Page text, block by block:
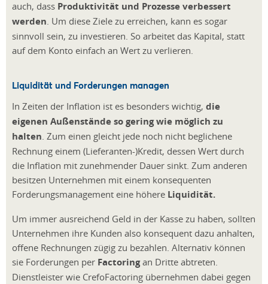
auch, dass Produktivität und Prozesse verbessert
werden. Um diese Ziele zu erreichen, kann es sogar
sinnvoll sein, zu investieren. So arbeitet das Kapital, statt
auf dem Konto einfach an Wert zu verlieren.
Liquidität und Forderungen managen
In Zeiten der Inflation ist es besonders wichtig, die
eigenen Außenstände so gering wie möglich zu
halten . Zum einen gleicht jede noch nicht beglichene
Rechnung einem (Lieferanten-)Kredit, dessen Wert durch
die Inflation mit zunehmender Dauer sinkt. Zum anderen
besitzen Unternehmen mit einem konsequenten
Forderungsmanagement eine höhere Liquidität.
Um immer ausreichend Geld in der Kasse zu haben, sollten
Unternehmen ihre Kunden also konsequent dazu anhalten,
offene Rechnungen zügig zu bezahlen. Alternativ können
sie Forderungen per Factoringan Dritte abtreten.
Dienstleister wie CrefoFactoring übernehmen dabei gegen